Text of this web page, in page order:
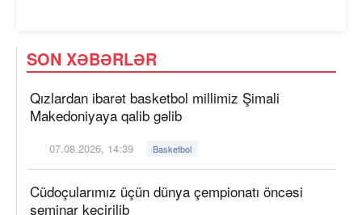
SON XƏBƏRLƏR
Qızlardan ibarət basketbol millimiz Şimali
Makedoniyaya qalib gəlib
07.08.2026, 14:39 Basketbol
Cüdoçularımız üçün dünya çempionatı öncəsi
seminar keçirilib